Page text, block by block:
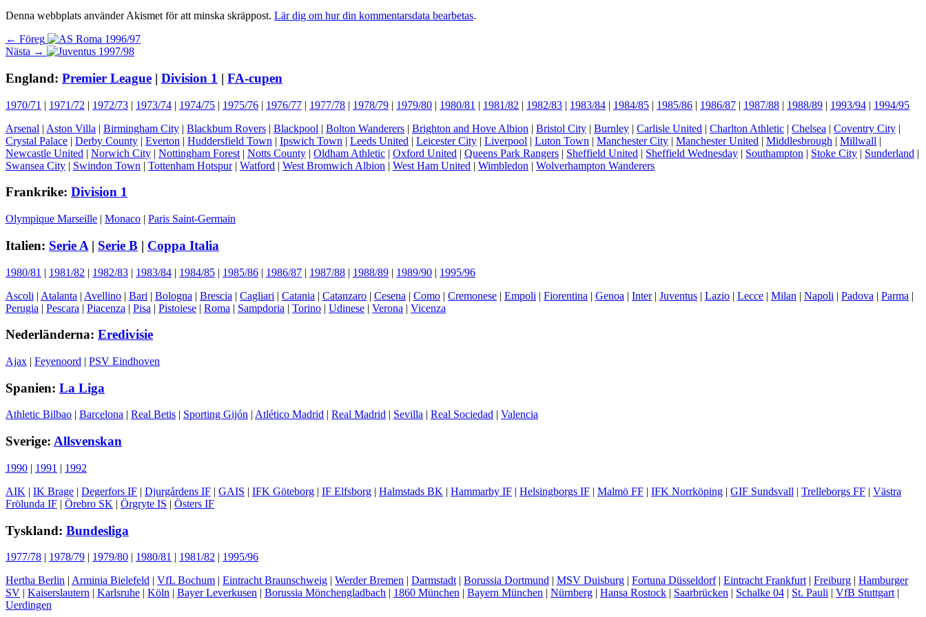
Denna webbplats använder Akismet för att minska skräppost. Lär dig om hur din kommentarsdata bearbetas.
Inläggsnavigering
← Föreg Föregående
inlägg:
Nästa → Nästa
England: Premier League | Division 1 | FA-cupen
1970/71 | 1971/72 | 1972/73 | 1973/74 | 1974/75 | 1975/76 | 1976/77 | 1977/78 | 1978/79 | 1979/80 | 1980/81 | 1981/82 | 1982/83 | 1983/84 | 1984/85 | 1985/86 | 1986/87 | 1987/88 | 1988/89 | 1993/94 | 1994/95
Arsenal | Aston Villa | Birmingham City | Blackburn Rovers | Blackpool | Bolton Wanderers | Brighton and Hove Albion | Bristol City | Burnley | Carlisle United | Charlton Athletic | Chelsea | Coventry City |
Crystal Palace | Derby County | Everton | Huddersfield Town | Ipswich Town | Leeds United | Leicester City | Liverpool | Luton Town | Manchester City | Manchester United | Middlesbrough | Millwall |
Newcastle United | Norwich City | Nottingham Forest | Notts County | Oldham Athletic | Oxford United | Queens Park Rangers | Sheffield United | Sheffield Wednesday | Southampton | Stoke City | Sunderland |
Swansea City | Swindon Town | Tottenham Hotspur| Watford | West Bromwich Albion | West Ham United | Wimbledon | Wolverhampton Wanderers
Frankrike: Division 1
Olympique Marseille | Monaco | Paris Saint-Germain
Italien: Serie A | Serie B | Coppa Italia
1980/81 | 1981/82 | 1982/83 | 1983/84 | 1984/85 | 1985/86 | 1986/87 | 1987/88 | 1988/89 | 1989/90 | 1995/96
Ascoli | Atalanta | Avellino | Bari | Bologna | Brescia | Cagliari | Catania | Catanzaro | Cesena | Como | Cremonese | Empoli | Fiorentina | Genoa | Inter| Juventus | Lazio | Lecce | Milan | Napoli | Padova | Parma |
Perugia | Pescara | Piacenza | Pisa | Pistoiese | Roma | Sampdoria | Torino | Udinese | Verona | Vicenza
Nederländerna: Eredivisie
Ajax | Feyenoord | PSV Eindhoven
Spanien: La Liga
Athletic Bilbao | Barcelona | Real Betis | Sporting Gijón | Atlético Madrid | Real Madrid | Sevilla | Real Sociedad | Valencia
Sverige: Allsvenskan
1990 | 1991 | 1992
AIK | IK Brage | Degerfors IF | Djurgårdens IF | GAIS | IFK Göteborg | IF Elfsborg | Halmstads BK | Hammarby IF | Helsingborgs IF | Malmö FF | IFK Norrköping | GIF Sundsvall | Trelleborgs FF | Västra
Frölunda IF | Örebro SK | Örgryte IS | Östers IF
Tyskland: Bundesliga
1977/78 | 1978/79 | 1979/80 | 1980/81 | 1981/82 | 1995/96
Hertha Berlin | Arminia Bielefeld | VfL Bochum | Eintracht Braunschweig | Werder Bremen | Darmstadt | Borussia Dortmund | MSV Duisburg | Fortuna Düsseldorf| Eintracht Frankfurt | Freiburg | Hamburger
SV | Kaiserslautern | Karlsruhe | Köln | Bayer Leverkusen | Borussia Mönchengladbach | 1860 München | Bayern München | Nürnberg | Hansa Rostock | Saarbrücken | Schalke 04 | St. Pauli | VfB Stuttgart |
Uerdingen